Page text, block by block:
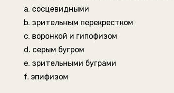
a. сосцевидными
b. зрительным перекрестком
c. воронкой и гипофизом
d. серым бугром
e. зрительными буграми
f. эпифизом